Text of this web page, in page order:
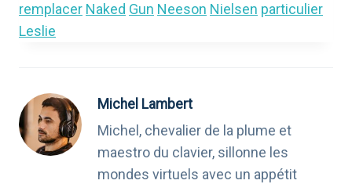
remplacer Naked Gun Neeson Nielsen particulier
Leslie
Michel Lambert
Michel, chevalier de la plume et
maestro du clavier, sillonne les
mondes virtuels avec un appétit